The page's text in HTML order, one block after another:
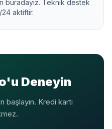
buradayız. Teknik destek
aktiftir.
Deneyin
başlayın. Kredi kartı